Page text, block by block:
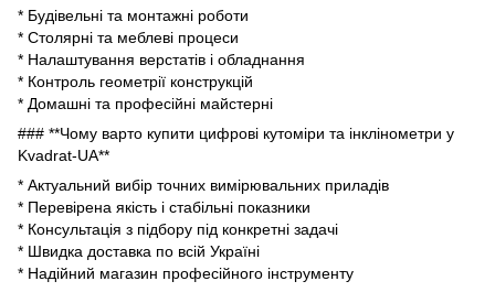
* Будівельні та монтажні роботи
* Столярні та меблеві процеси
* Налаштування верстатів і обладнання
* Контроль геометрії конструкцій
* Домашні та професійні майстерні
### **Чому варто купити цифрові кутоміри та інклінометри у
Kvadrat-UA**
* Актуальний вибір точних вимірювальних приладів
* Перевірена якість і стабільні показники
* Консультація з підбору під конкретні задачі
* Швидка доставка по всій Україні
* Надійний магазин професійного інструменту